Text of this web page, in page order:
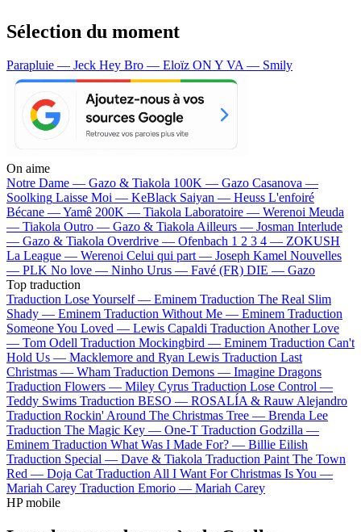
Sélection du moment
Parapluie — Jeck Hey Bro — Eloïz ON Y VA — Smily
On aime
Notre Dame — Gazo & Tiakola 100K — Gazo Casanova —
Soolking Laisse Moi — KeBlack Saiyan — Heuss L'enfoiré
Bécane —Yamê 200K — Tiakola Laboratoire — Werenoi Meuda
— Tiakola Outro — Gazo & TiakolaAilleurs — Josman Interlude
— Gazo & Tiakola Overdrive — Ofenbach 1 2 3 4 — ZOKUSH
La League — Werenoi Celui qui part — Joseph Kamel Nouvelles
— PLK No love — Ninho Urus — Favé (FR) DIE — Gazo
Top traduction
Traduction Lose Yourself — Eminem Traduction The Real Slim
Shady — Eminem Traduction Without Me — Eminem Traduction
Someone You Loved — Lewis Capaldi Traduction Another Love
— Tom Odell Traduction Mockingbird — Eminem Traduction Can't
Hold Us — Macklemore and Ryan Lewis Traduction Last
Christmas — Wham Traduction Demons — Imagine Dragons
Traduction Flowers — Miley Cyrus Traduction Lose Control —
Teddy Swims Traduction BESO — ROSALÍA & Rauw Alejandro
Traduction Rockin' Around The Christmas Tree — Brenda Lee
Traduction The Magic Key — One-T Traduction Godzilla —
Eminem Traduction What Was I Made For? — Billie Eilish
Traduction Special — Dave & Tiakola Traduction Paint The Town
Red — Doja Cat Traduction All I Want For Christmas Is You —
Mariah Carey Traduction Emorio — Mariah Carey
HP mobile